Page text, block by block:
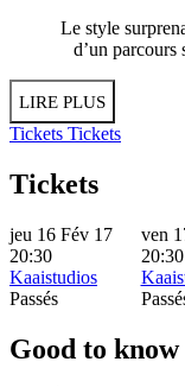
Le style
d’un
LIRE PLUS
Tickets Tickets
Tickets
jeu 16 Fév 17
20:30
Kaaistudios
Passés
ven
20:30
Good to know